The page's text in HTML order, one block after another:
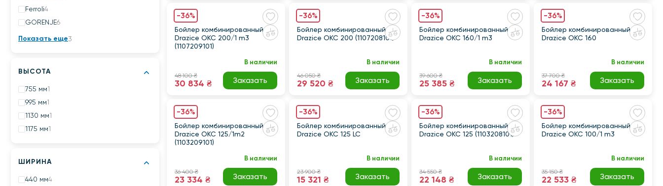
Ferroli4
GORENJE6
Показать еще3
ВЫСОТА
755 мм1
995 мм1
1130 мм1
1175 мм1
ШИРИНА
440 мм4
-36%
Бойлер комбинированный
Drazice OKC 200/1 m3
(1107209101)
В наличии
48 100 ₴
30 834 ₴ Заказать
-36%
Бойлер комбинированный
Drazice OKC 200 (1107208101)
В наличии
46 050 ₴
29 520 ₴ Заказать
-36%
Бойлер комбинированный
Drazice OKC 160/1 m3
В наличии
39 600 ₴
25 385 ₴ Заказать
-36%
Бойлер комбинированный
Drazice OKC 160
В наличии
37 700 ₴
24 167 ₴ Заказать
-36%
Бойлер комбинированный
Drazice OKC 125/1m2
(1103209101)
В наличии
36 400 ₴
23 334 ₴ Заказать
-36%
Бойлер комбинированный
Drazice OKC 125 LC
В наличии
23 900 ₴
15 321 ₴ Заказать
-36%
Бойлер комбинированный
Drazice OKC 125 (1103208101)
В наличии
34 550 ₴
22 148 ₴ Заказать
-36%
Бойлер комбинированный
Drazice OKC 100/1 m3
В наличии
35 150 ₴
22 533 ₴ Заказать